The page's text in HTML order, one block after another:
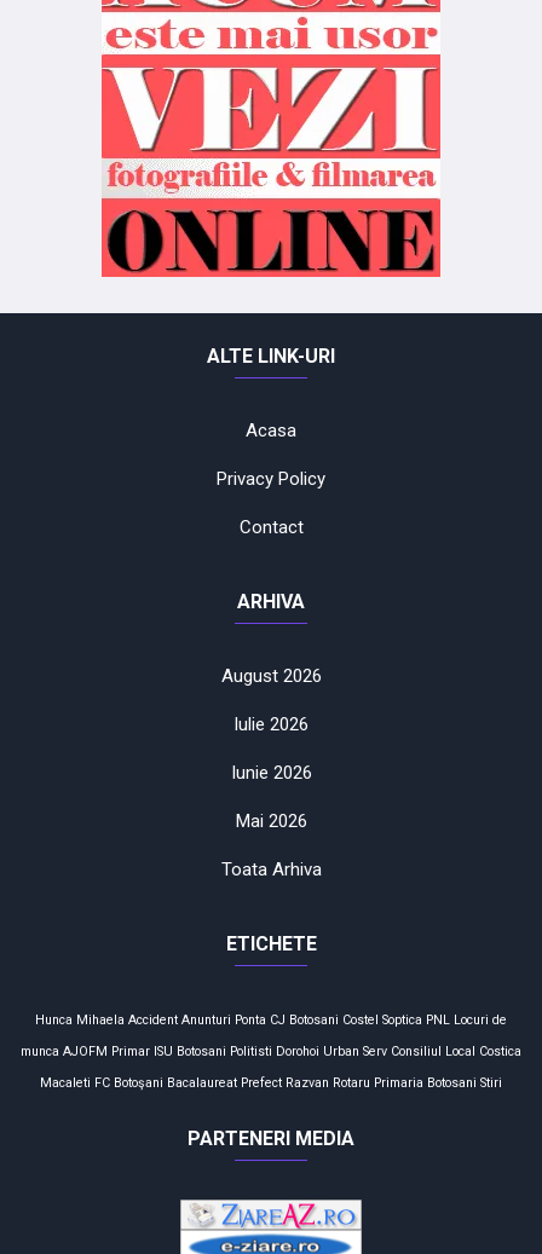
ALTE LINK-URI
Acasa
Privacy Policy
Contact
ARHIVA
August 2026
Iulie 2026
Iunie 2026
Mai 2026
Toata Arhiva
ETICHETE
Hunca Mihaela Accident Anunturi Ponta CJ Botosani Costel Soptica PNL Locuri de
munca AJOFM Primar ISU Botosani Politisti Dorohoi Urban Serv Consiliul Local Costica
Macaleti FC Botoşani Bacalaureat Prefect Razvan Rotaru Primaria Botosani Stiri
PARTENERI MEDIA